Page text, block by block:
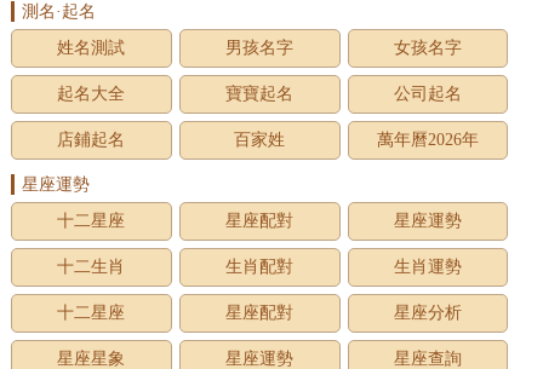
測名·起名
姓名測試
男孩名字 女孩名字
起名大全 寶寶起名 公司起名
店鋪起名 百家姓 萬年曆2026年
星座運勢
十二星座
星座配對 星座運勢
十二生肖 生肖配對 生肖運勢
十二星座 星座配對 星座分析
星座星象 星座運勢 星座查詢